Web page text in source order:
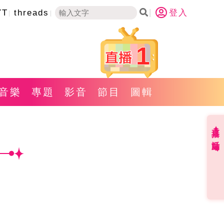
threads 登入
1
樂 專題 影音 節目 圖輯
直播✦活動